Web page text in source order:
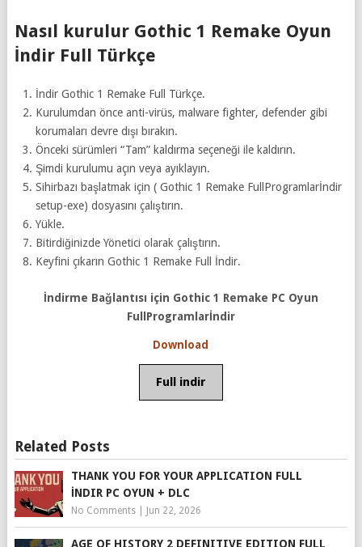
Nasıl kurulur Gothic 1 Remake Oyun
İndir Full Türkçe
İndir Gothic 1 Remake Full Türkçe.
Kurulumdan önce anti-virüs, malware fighter, defender gibi
korumaları devre dışı bırakın.
Önceki sürümleri “Tam” kaldırma seçeneği ile kaldırın.
Şimdi kurulumu açın veya ayıklayın.
Sihirbazı başlatmak için ( Gothic 1 Remake FullProgramlarİndir
setup-exe) dosyasını çalıştırın.
Yükle.
Bitirdiğinizde Yönetici olarak çalıştırın.
Keyfini çıkarın Gothic 1 Remake Full İndir.
İndirme Bağlantısı için Gothic 1 Remake PC Oyun
FullProgramlarİndir
Download
Full indir
Related Posts
THANK YOU FOR YOUR APPLICATION FULL
İNDIR PC OYUN + DLC
No Comments| Jun 22, 2026
AGE OF HISTORY 2 DEFINITIVE EDITION FULL